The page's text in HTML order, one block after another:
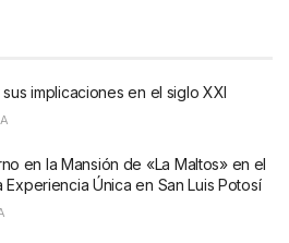
implicaciones en el siglo XXI
en la Mansión de «La Maltos» en el
Experiencia Única en San Luis Potosí